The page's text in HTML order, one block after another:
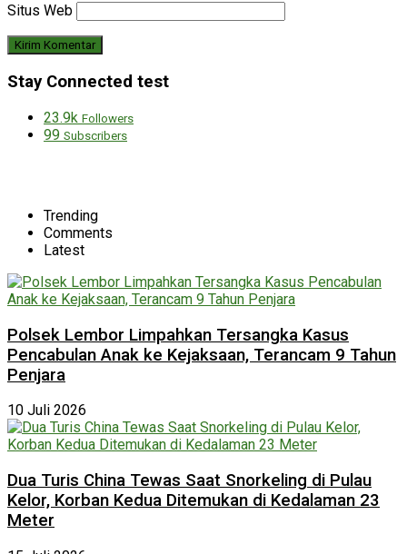
Situs Web
Stay Connected test
23.9k Followers
99 Subscribers
Trending
Comments
Latest
Polsek Lembor Limpahkan Tersangka Kasus
Pencabulan Anak ke Kejaksaan, Terancam 9 Tahun
Penjara
10 Juli 2026
Dua Turis China Tewas Saat Snorkeling di Pulau
Kelor, Korban Kedua Ditemukan di Kedalaman 23
Meter